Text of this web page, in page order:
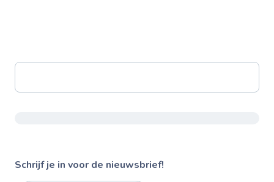
Schrijf je in voor de nieuwsbrief!